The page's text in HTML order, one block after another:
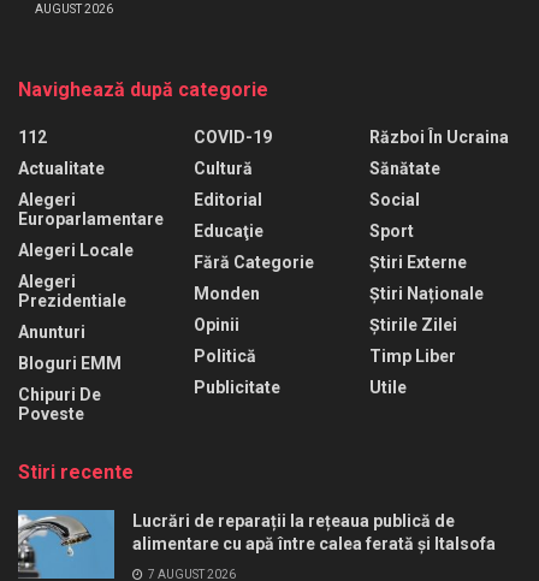
AUGUST 2026
Navighează după categorie
112
Actualitate
Alegeri
Europarlamentare
Alegeri Locale
Alegeri
Prezidentiale
Anunturi
Bloguri EMM
Chipuri De
Poveste
COVID-19
Cultură
Editorial
Educaţie
Fără Categorie
Monden
Opinii
Politică
Publicitate
Război În Ucraina
Sănătate
Social
Sport
Știri Externe
Știri Naționale
Știrile Zilei
Timp Liber
Utile
Stiri recente
Lucrări de reparații la rețeaua publică de
alimentare cu apă între calea ferată și Italsofa
7 AUGUST 2026